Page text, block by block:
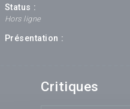
Status :
Hors ligne
Présentation :
Critiques